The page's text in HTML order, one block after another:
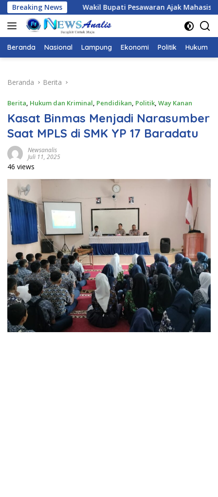
Langsung
ke
konten
Breaking News
Pesawaran Ajak Mahasiswa Menjadi Pemimpin Adaptif,
Beranda Nasional Lampung Ekonomi Politik Hukum
Beranda Berita
Berita, Hukum dan Kriminal, Pendidikan, Politik, Way Kanan
Kasat Binmas Menjadi Narasumber
Saat MPLS di SMK YP 17 Baradatu
Newsanalis
Juli 11, 2025
46 views